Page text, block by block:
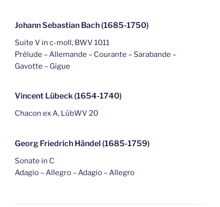
Johann Sebastian Bach (1685-1750)
Suite V in c-moll, BWV 1011
Prélude – Allemande – Courante – Sarabande –
Gavotte – Gigue
Vincent Lübeck (1654-1740)
Chacon ex A, LübWV 20
Georg Friedrich Händel (1685-1759)
Sonate in C
Adagio – Allegro – Adagio – Allegro